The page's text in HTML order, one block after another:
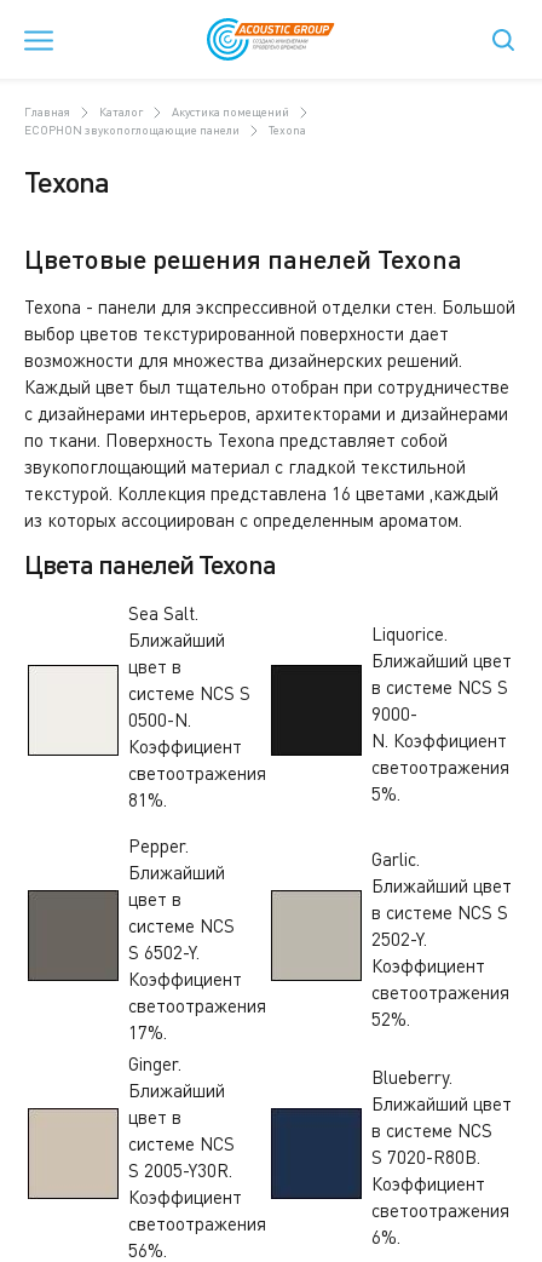
Главная Каталог
Акустика помещений
ECOPHON звукопоглощающие панели
Texona
Texona
Цветовые решения панелей Texona
Texona - панели для экспрессивной отделки стен. Большой
выбор цветов текстурированной поверхности дает
возможности для множества дизайнерских решений.
Каждый цвет был тщательно отобран при сотрудничестве
с дизайнерами интерьеров, архитекторами и дизайнерами
по ткани. Поверхность Texona представляет собой
звукопоглощающий материал с гладкой текстильной
текстурой. Коллекция представлена 16 цветами ,каждый
из которых ассоциирован с определенным ароматом.
Цвета панелей Texona
Sea Salt.
Ближайший
цвет в
системе NCS S
0500-N.
Коэффициент
светоотражения
81%.
Liquorice.
Ближайший цвет
в системе NCS S
9000-
N. Коэффициент
светоотражения
5%.
Pepper.
Ближайший
цвет в
системе NCS
S 6502-Y.
Коэффициент
светоотражения
17%.
Garlic.
Ближайший цвет
в системе NCS S
2502-Y.
Коэффициент
светоотражения
52%.
Ginger.
Ближайший
цвет в
системе NCS
S 2005-Y30R.
Коэффициент
светоотражения
56%.
Blueberry.
Ближайший цвет
в системе NCS
S 7020-R80B.
Коэффициент
светоотражения
6%.